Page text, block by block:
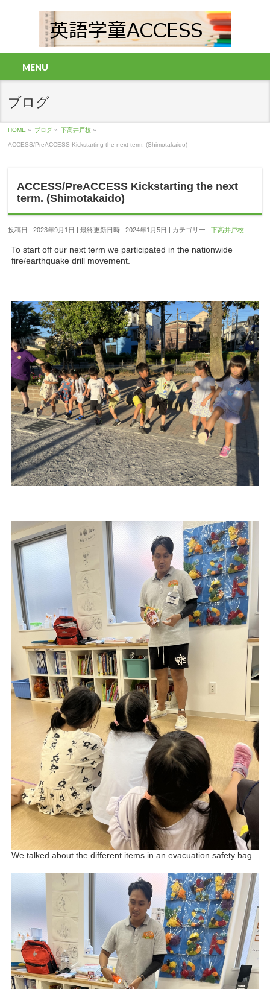
MENU
ブログ
HOME » ブログ » 下高井戸校 »
ACCESS/PreACCESS Kickstarting the next term. (Shimotakaido)
ACCESS/PreACCESS Kickstarting the next
term. (Shimotakaido)
投稿日 : 2023年9月1日 最終更新日時 : 2024年1月5日 カテゴリー :下高井戸校
To start off our next term we participated in the nationwide
fire/earthquake drill movement.
We talked about the different items in an evacuation safety bag.